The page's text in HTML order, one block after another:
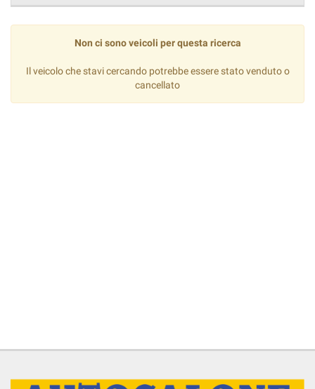
Non ci sono veicoli per questa ricerca
Il veicolo che stavi cercando potrebbe essere stato venduto o
cancellato